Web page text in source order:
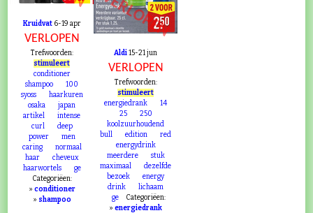
Kruidvat6-19 apr
VERLOPEN
Trefwoorden:
stimuleert
conditioner
shampoo
100
syoss
haarkuren
osaka
japan
artikel
intense
curl
deep
power
men
caring
normaal
haar
cheveux
haarwortels
ge
Categoriëen:
» conditioner
» shampoo
VERLOPEN
Aldi15-21 jun
VERLOPEN
Trefwoorden:
stimuleert
energiedrank
14
25
250
koolzuurhoudend
bull
edition
red
energydrink
meerdere
stuk
maximaal
dezelfde
bezoek
energy
drink
lichaam
ge
Categoriëen:
»energiedrank